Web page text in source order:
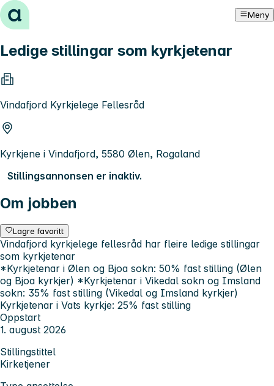
Hopp til innhold Meny
Ledige stillingar som kyrkjetenar
Vindafjord Kyrkjelege Fellesråd
Kyrkjene i Vindafjord, 5580 Ølen, Rogaland
Stillingsannonsen er inaktiv.
Om jobben
Lagre favoritt
Vindafjord kyrkjelege fellesråd har fleire ledige stillingar
som kyrkjetenar
*Kyrkjetenar i Ølen og Bjoa sokn: 50% fast stilling (Ølen
og Bjoa kyrkjer) *Kyrkjetenar i Vikedal sokn og Imsland
sokn: 35% fast stilling (Vikedal og Imsland kyrkjer)
Kyrkjetenar i Vats kyrkje: 25% fast stilling
Oppstart
1. august 2026
Stillingstittel
Kirketjener